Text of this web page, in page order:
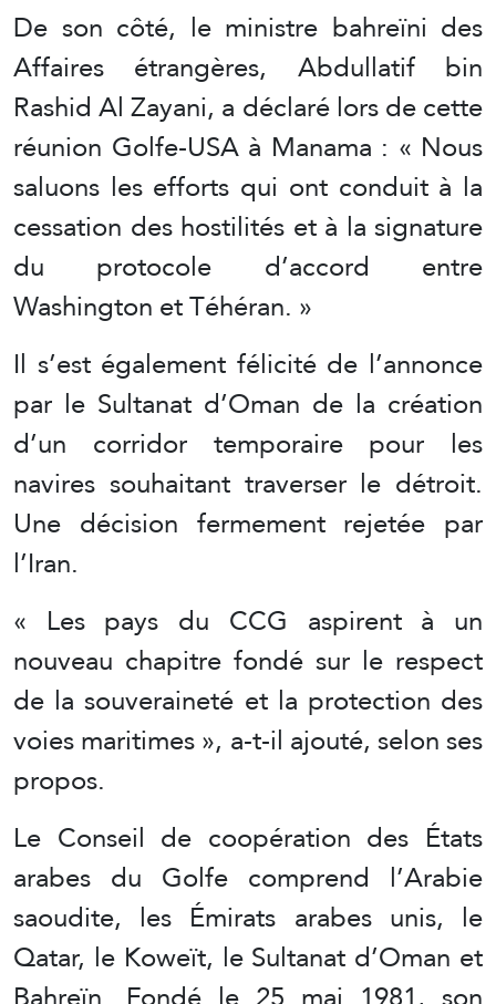
De son côté, le ministre bahreïni des
Affaires étrangères, Abdullatif bin
Rashid Al Zayani, a déclaré lors de cette
réunion Golfe-USA à Manama : « Nous
saluons les efforts qui ont conduit à la
cessation des hostilités et à la signature
du protocole d’accord entre
Washington et Téhéran. »
Il s’est également félicité de l’annonce
par le Sultanat d’Oman de la création
d’un corridor temporaire pour les
navires souhaitant traverser le détroit.
Une décision fermement rejetée par
l’Iran.
« Les pays du CCG aspirent à un
nouveau chapitre fondé sur le respect
de la souveraineté et la protection des
voies maritimes », a-t-il ajouté, selon ses
propos.
Le Conseil de coopération des États
arabes du Golfe comprend l’Arabie
saoudite, les Émirats arabes unis, le
Qatar, le Koweït, le Sultanat d’Oman et